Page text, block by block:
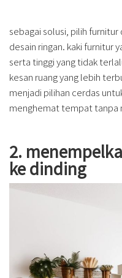
sebagai solusi, pilih
desain ringan. kaki furnitur
serta tinggi yang tidak
kesan ruang yang lebih
menjadi pilihan cerdas
menghemat tempat tanpa
2.
ke dinding